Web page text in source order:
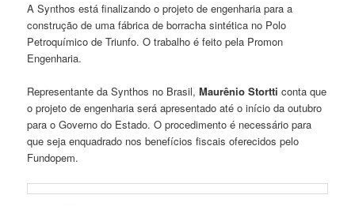
A Synthos está finalizando o projeto de engenharia para a
construção de uma fábrica de borracha sintética no Polo
Petroquímico de Triunfo. O trabalho é feito pela Promon
Engenharia.
Representante da Synthos no Brasil,Maurênio Stortti conta que
o projeto de engenharia será apresentado até o início da outubro
para o Governo do Estado. O procedimento é necessário para
que seja enquadrado nos benefícios fiscais oferecidos pelo
Fundopem.